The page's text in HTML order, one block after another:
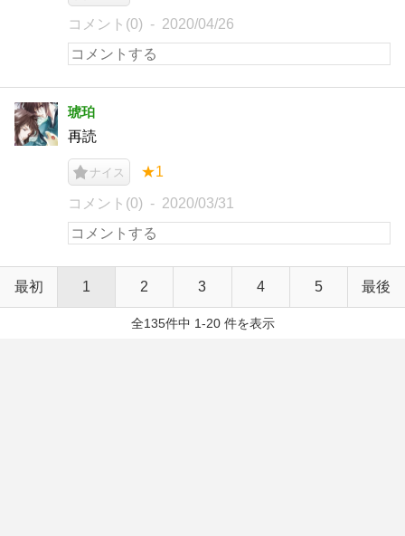
コメント(0) 2020/04/26
琥珀
再読
ナイス ★1
コメント(0) 2020/03/31
最初 1 2 3 4 5 最後
全135件中 1-20 件を表示